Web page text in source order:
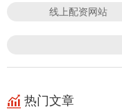
线上配资网站
热门文章